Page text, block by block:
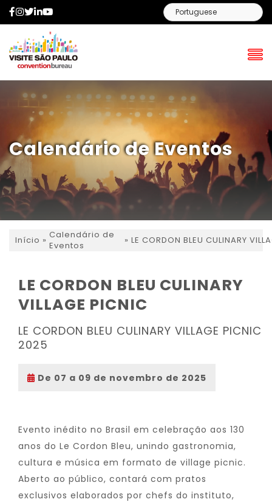
Facebook
Instagram
Twitter
LinkedIn
Calendário de Eventos
Início » Calendário de
Eventos
» LE CORDON BLEU CULINARY
LE CORDON BLEU CULINARY
VILLAGE PICNIC
LE CORDON BLEU CULINARY VILLAGE PICNIC
2025
De 07 a 09 de novembro de 2025
Evento inédito no Brasil em celebração aos 130
anos do Le Cordon Bleu, unindo gastronomia,
cultura e música em formato de village picnic.
Aberto ao público, contará com pratos
exclusivos elaborados por chefs do instituto,